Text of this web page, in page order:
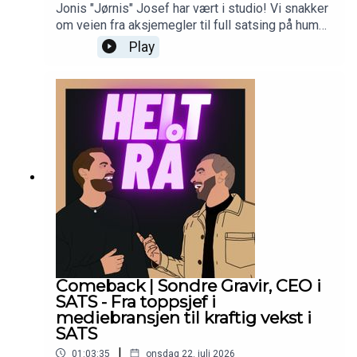
Jonis "Jørnis" Josef har vært i studio! Vi snakker
om veien fra aksjemegler til full satsing på humor.
På reisen frem til i dag har det vært flere twists
and turns, med både oppturer og nedturer. Han har
karrierevalgene han har gjort opp gjennom årene.
Nå er han aktuell med sin USA-satsing, og
standup-showene hans har allerede fått enormt
med visninger.Vi håper du liker episoden og
koser deg like mye som vi gjorde. Husk å
abonnere på kanalen for kommende episoder!
Play
Comeback | Sondre Gravir, CEO i
SATS - Fra toppsjef i
mediebransjen til kraftig vekst i
SATS
01:03:35 | onsdag 22. juli 2026